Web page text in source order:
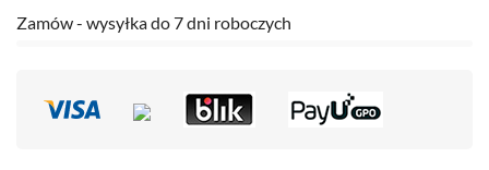
Zamów - wysyłka do 7 dni roboczych